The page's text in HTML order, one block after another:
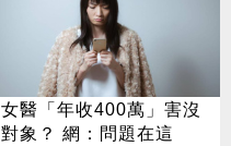
女醫「年收400萬」害沒
對象？ 網：問題在這